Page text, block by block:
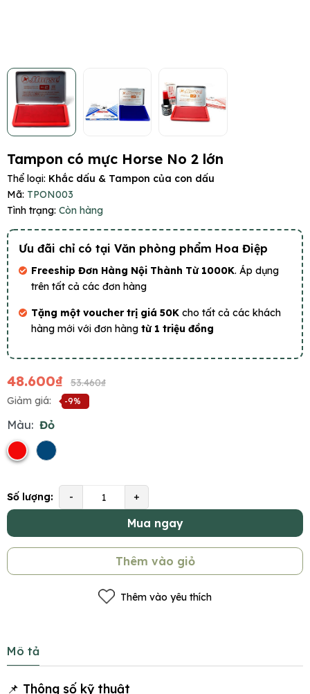
Tampon có mực Horse No 2 lớn
Thể loại: Khắc dấu & Tampon của con dấu
Mã: TPON003
Tình trạng: Còn hàng
Ưu đãi chỉ có tại Văn phòng phẩm Hoa Điệp
Freeship Đơn Hàng Nội Thành Từ 1000K. Áp dụng
trên tất cả các đơn hàng
Tặng một voucher trị giá 50K cho tất cả các khách
hàng mới với đơn hàng từ 1 triệu đồng
48.600₫
53.460₫
Giảm giá:
-9%
Màu: Đỏ
Số lượng: - +
Mua ngay
Thêm vào giỏ
Thêm vào yêu thích
Mô tả
📌 Thông số kỹ thuật